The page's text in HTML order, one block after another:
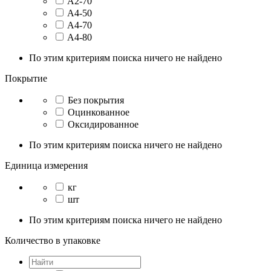
A4-50
A4-70
A4-80
По этим критериям поиска ничего не найдено
Покрытие
Без покрытия
Оцинкованное
Оксидированное
По этим критериям поиска ничего не найдено
Единица измерения
кг
шт
По этим критериям поиска ничего не найдено
Количество в упаковке